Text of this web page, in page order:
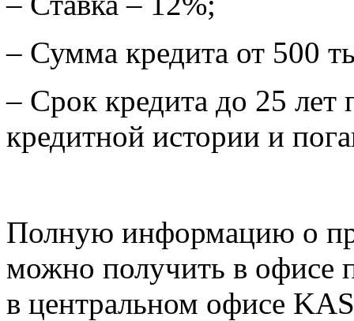
– Сумма кредита от 500
– Срок кредита до 25
кредитной истории и
Полную информацию о
можно получить в офисе
в центральном офисе